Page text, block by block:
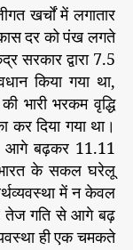
खर्चों में लगातार
दर को पंख लगते
सरकार द्वारा 7.5
किया गया था,
भारी भरकम वृद्धि
दिया गया था।
आगे बढ़कर 11.11
भारत के सकल घरेलू
में न केवल
तेज गति से आगे बढ़
ही एक चमकते